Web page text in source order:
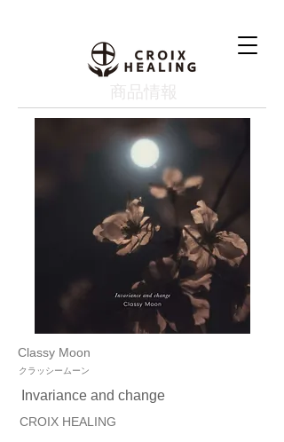
​商品情報
Classy Moon
クラッシームーン
Invariance and change
CROIX HEALING